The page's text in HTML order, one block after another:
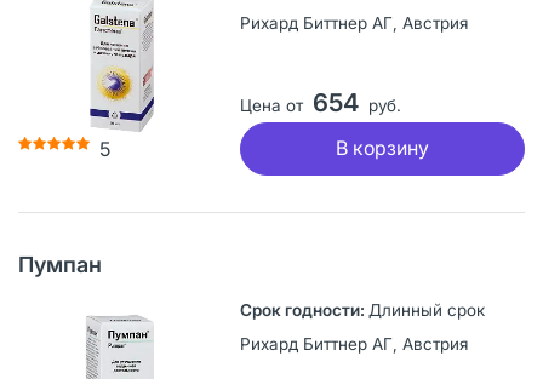
5
Рихард Биттнер АГ, Австрия
Цена от 654 руб.
В корзину
Пумпан
Длинный срок
Рихард Биттнер АГ, Австрия